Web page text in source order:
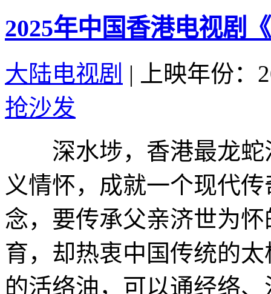
2025年中国香港电视剧
大陆电视剧 |
上映年份：
抢沙发
深水埗，香港最龙蛇
义情怀，成就一个现代
念，要传承父亲济世为
育，却热衷中国传统的
的活络油，可以通经络